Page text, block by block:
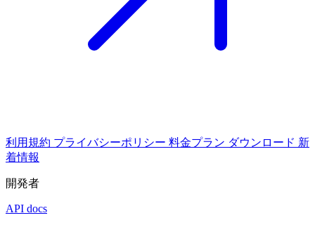
利用規約 プライバシーポリシー 料金プラン ダウンロード 新
着情報
開発者
API docs